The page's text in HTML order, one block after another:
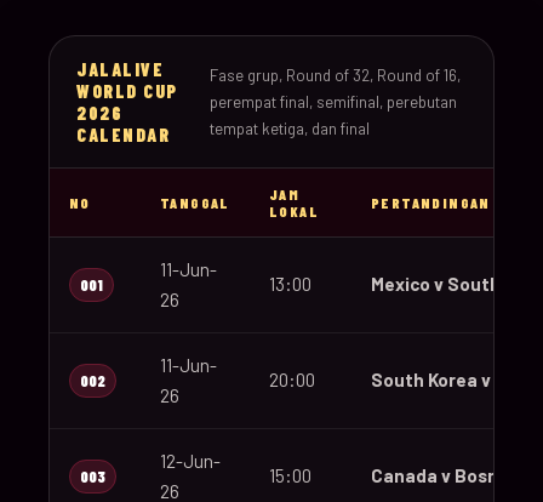
JALALIVE
WORLD CUP
2026
CALENDAR
Fase grup, Round of 32, Round of 16,
perempat final, semifinal, perebutan
tempat ketiga, dan final
NO TANGGAL
JAM
LOKAL
PERTANDINGAN
001
11-Jun-
26
13:00 Mexico v South
002
11-Jun-
26
20:00 South Korea v
003
12-Jun-
26
15:00 Canada v Bosnia